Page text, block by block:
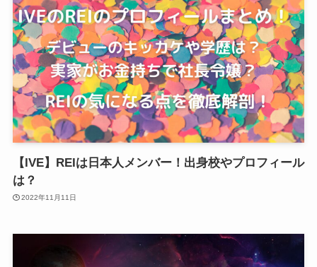
【IVE】REIは日本人メンバー！出身校やプロフィール
は？
2022年11月11日